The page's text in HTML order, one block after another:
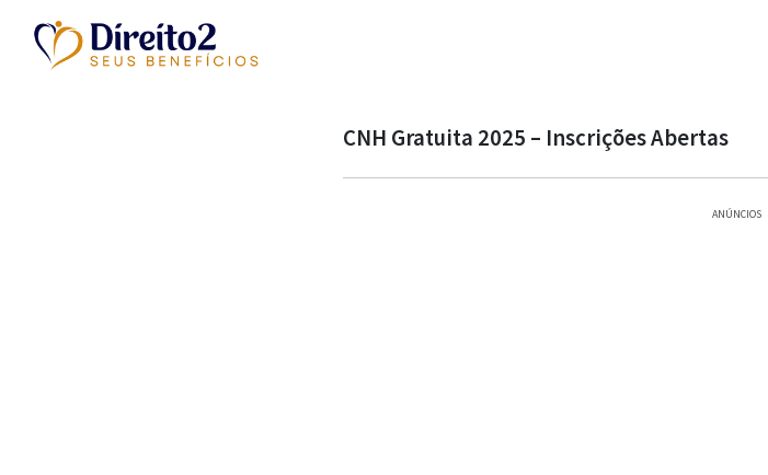
CNH Gratuita 2025 – Inscrições Abertas
ANÚNCIOS